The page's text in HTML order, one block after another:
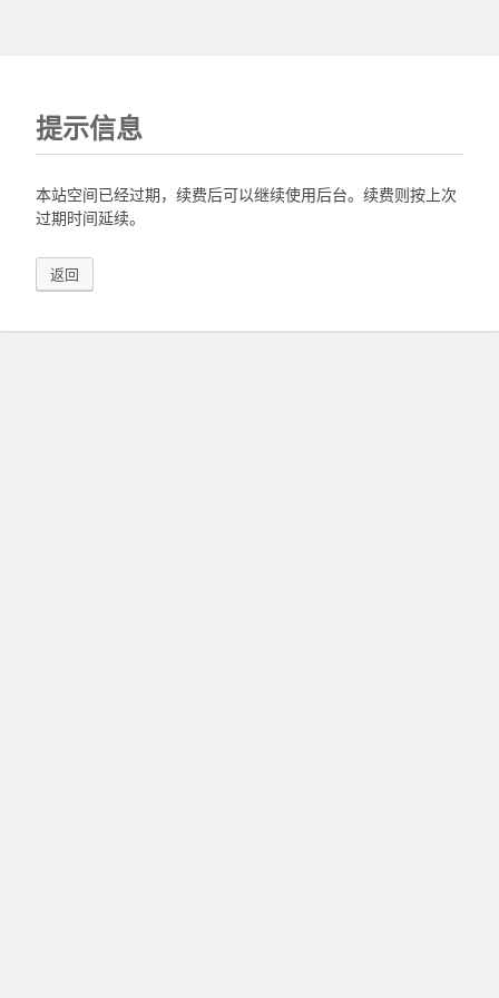
提示信息
本站空间已经过期，续费后可以继续使用后台。续费则按上次
过期时间延续。
返回